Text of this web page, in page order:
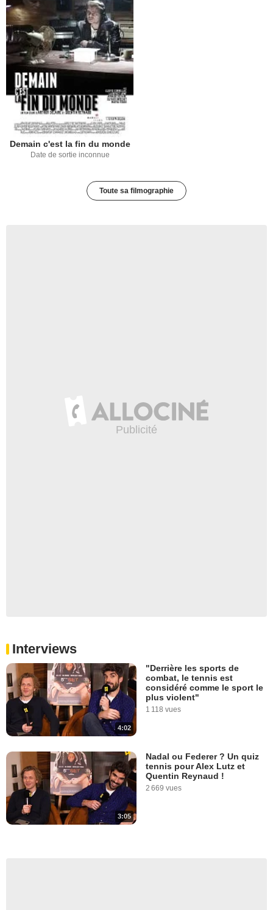
Demain c'est la fin du monde
Date de sortie inconnue
Toute sa filmographie
Interviews
4:02
"Derrière les sports de
combat, le tennis est
considéré comme le sport le
plus violent"
1 118 vues
3:05
Nadal ou Federer ? Un quiz
tennis pour Alex Lutz et
Quentin Reynaud !
2 669 vues